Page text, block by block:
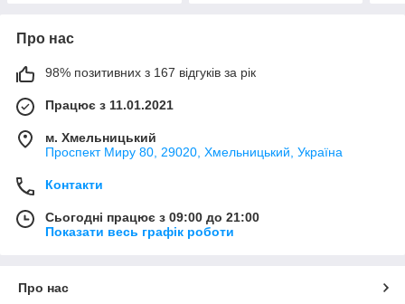
Про нас
98% позитивних з 167 відгуків за рік
Працює з 11.01.2021
м. Хмельницький
Проспект Миру 80, 29020, Хмельницький, Україна
Контакти
Сьогодні працює з 09:00 до 21:00
Показати весь графік роботи
Про нас